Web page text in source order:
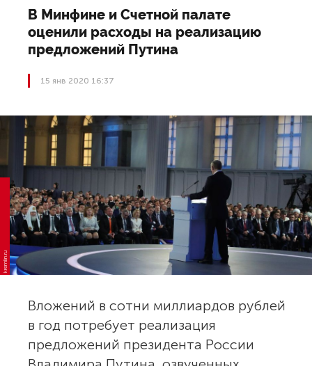
В Минфине и Счетной палате
оценили расходы на реализацию
предложений Путина
15 янв 2020 16:37
kremlin.ru
Вложений в сотни миллиардов рублей
в год потребует реализация
предложений президента России